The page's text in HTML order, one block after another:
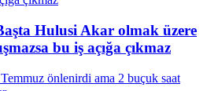
Hulusi Akar olmak üzere
bu iş açığa çıkmaz